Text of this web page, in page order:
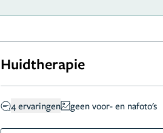
Huidtherapie
4 ervaringen geen voor- en nafoto's